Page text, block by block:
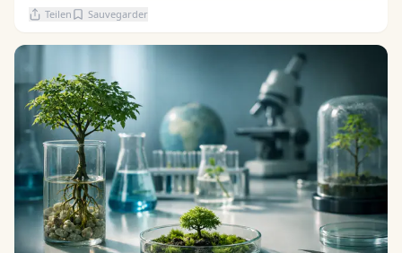
Teilen Sauvegarder